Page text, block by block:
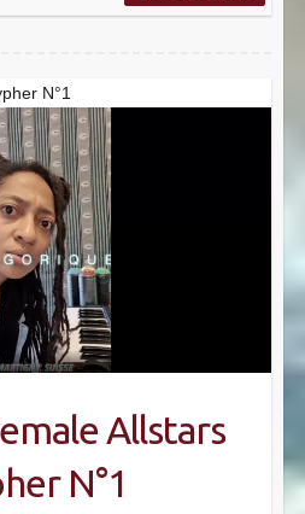
N°1
Allstars
N°1